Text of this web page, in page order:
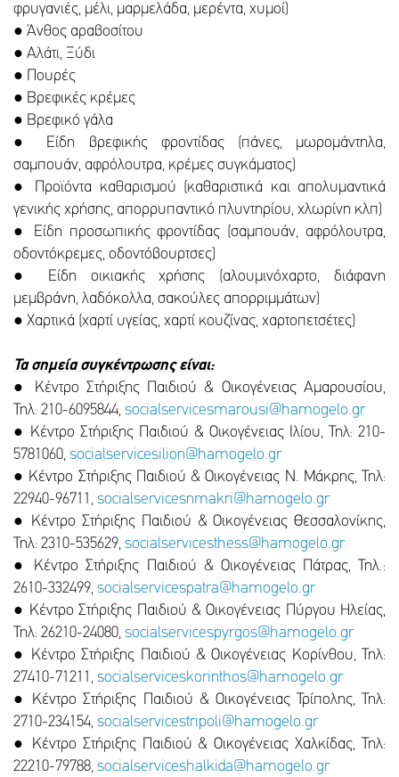
φρυγανιές, μέλι, μαρμελάδα, μερέντα, χυμοί)
● Άνθος αραβοσίτου
● Αλάτι, Ξύδι
● Πουρές
● Βρεφικές κρέμες
● Βρεφικό γάλα
● Είδη βρεφικής φροντίδας (πάνες, μωρομάντηλα,
σαμπουάν, αφρόλουτρα, κρέμες συγκάματος)
● Προϊόντα καθαρισμού (καθαριστικά και απολυμαντικά
γενικής χρήσης, απορρυπαντικό πλυντηρίου, χλωρίνη κλπ)
● Είδη προσωπικής φροντίδας (σαμπουάν, αφρόλουτρα,
οδοντόκρεμες, οδοντόβουρτσες)
● Είδη οικιακής χρήσης (αλουμινόχαρτο, διάφανη
μεμβράνη, λαδόκολλα, σακούλες απορριμμάτων)
● Χαρτικά (χαρτί υγείας, χαρτί κουζίνας, χαρτοπετσέτες)
Τα σημεία συγκέντρωσης είναι:
● Κέντρο Στήριξης Παιδιού & Οικογένειας Αμαρουσίου,
Τηλ: 210-6095844, socialservicesmarousi@hamogelo.gr
● Κέντρο Στήριξης Παιδιού & Οικογένειας Ιλίου, Τηλ: 210-
5781060, socialservicesilion@hamogelo.gr
● Κέντρο Στήριξης Παιδιού & Οικογένειας Ν. Μάκρης, Τηλ:
22940-96711, socialservicesnmakri@hamogelo.gr
● Κέντρο Στήριξης Παιδιού & Οικογένειας Θεσσαλονίκης,
Τηλ: 2310-535629, socialservicesthess@hamogelo.gr
● Κέντρο Στήριξης Παιδιού & Οικογένειας Πάτρας, Τηλ.:
2610-332499, socialservicespatra@hamogelo.gr
● Κέντρο Στήριξης Παιδιού & Οικογένειας Πύργου Ηλείας,
Τηλ: 26210-24080, socialservicespyrgos@hamogelo.gr
● Κέντρο Στήριξης Παιδιού & Οικογένειας Κορίνθου, Τηλ:
27410-71211, socialserviceskorinthos@hamogelo.gr
● Κέντρο Στήριξης Παιδιού & Οικογένειας Τρίπολης, Τηλ:
2710-234154, socialservicestripoli@hamogelo.gr
● Κέντρο Στήριξης Παιδιού & Οικογένειας Χαλκίδας, Τηλ:
22210-79788, socialserviceshalkida@hamogelo.gr